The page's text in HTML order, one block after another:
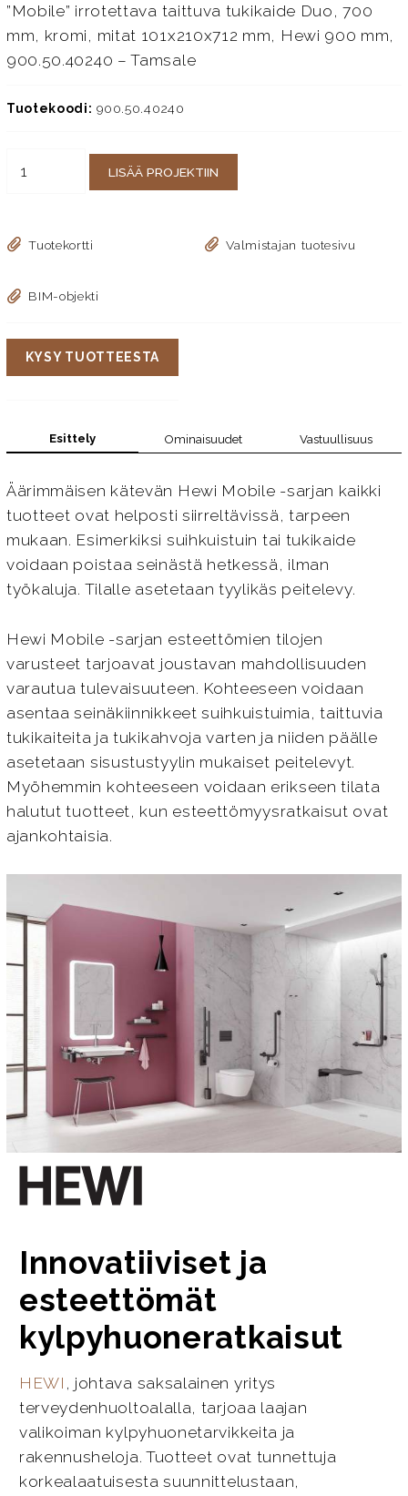
”Mobile” irrotettava taittuva tukikaide Duo, 700
mm, kromi, mitat 101x210x712 mm, Hewi 900 mm,
900.50.40240 – Tamsale
Tuotekoodi: 900.50.40240
LISÄÄ PROJEKTIIN
Tuotekortti Valmistajan tuotesivu
BIM-objekti
KYSY TUOTTEESTA
Esittely Ominaisuudet Vastuullisuus
Äärimmäisen kätevän Hewi Mobile -sarjan kaikki
tuotteet ovat helposti siirreltävissä, tarpeen
mukaan. Esimerkiksi suihkuistuin tai tukikaide
voidaan poistaa seinästä hetkessä, ilman
työkaluja. Tilalle asetetaan tyylikäs peitelevy.
Hewi Mobile -sarjan esteettömien tilojen
varusteet tarjoavat joustavan mahdollisuuden
varautua tulevaisuuteen. Kohteeseen voidaan
asentaa seinäkiinnikkeet suihkuistuimia, taittuvia
tukikaiteita ja tukikahvoja varten ja niiden päälle
asetetaan sisustustyylin mukaiset peitelevyt.
Myöhemmin kohteeseen voidaan erikseen tilata
halutut tuotteet, kun esteettömyysratkaisut ovat
ajankohtaisia.
Innovatiiviset ja
esteettömät
kylpyhuoneratkaisut
HEWI , johtava saksalainen yritys
terveydenhuoltoalalla, tarjoaa laajan
valikoiman kylpyhuonetarvikkeita ja
rakennusheloja. Tuotteet ovat tunnettuja
korkealaatuisesta suunnittelustaan,